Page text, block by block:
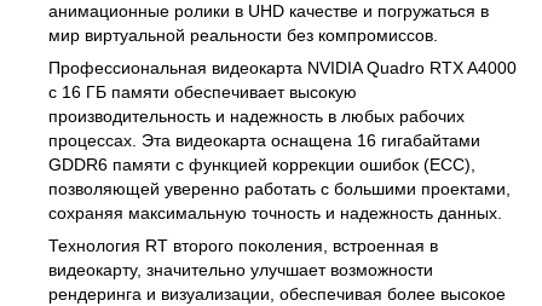
анимационные ролики в UHD качестве и погружаться в
мир виртуальной реальности без компромиссов.
Профессиональная видеокарта NVIDIA Quadro RTX A4000
с 16 ГБ памяти обеспечивает высокую
производительность и надежность в любых рабочих
процессах. Эта видеокарта оснащена 16 гигабайтами
GDDR6 памяти с функцией коррекции ошибок (ECC),
позволяющей уверенно работать с большими проектами,
сохраняя максимальную точность и надежность данных.
Технология RT второго поколения, встроенная в
видеокарту, значительно улучшает возможности
рендеринга и визуализации, обеспечивая более высокое